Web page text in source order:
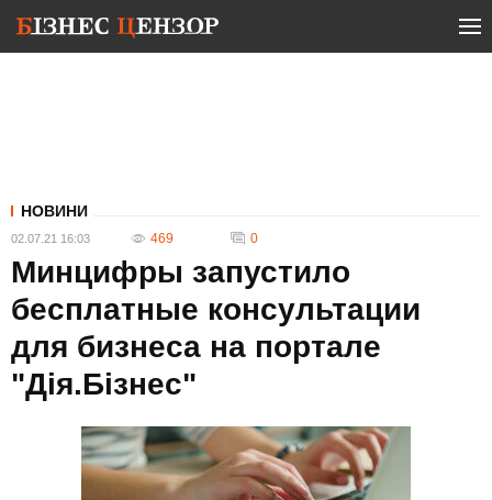
НОВИНИ
02.07.21 16:03 469 0
Минцифры запустило
бесплатные консультации
для бизнеса на портале
"Дія.Бізнес"